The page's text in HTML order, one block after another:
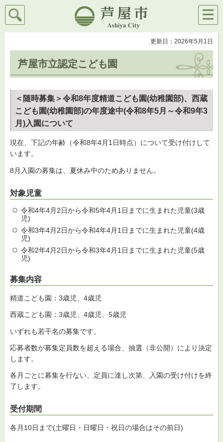
芦屋市
検索
メニ
ュー
更新日：2026年5月1日
芦屋市立認定こども園
＜随時募集＞令和8年度精道こども園(幼稚園部)、西蔵
こども園(幼稚園部)の年度途中(令和8年5月～令和9年3
月)入園について
現在、下記の年齢（令和8年4月1日時点）について受け付けして
います。
8月入園の募集は、夏休み中のためありません。
対象児童
令和4年4月2日から令和5年4月1日までに生まれた児童(3歳
児)
令和3年4月2日から令和4年4月1日までに生まれた児童(4歳
児)
令和2年4月2日から令和3年4月1日までに生まれた児童(5歳
児)
募集内容
精道こども園：3歳児、4歳児
西蔵こども園：3歳児、4歳児、5歳児
いずれも若干名の募集です。
応募者数が募集定員数を超える場合、抽選（非公開）により決定
します。
各月ごとに募集を行ない、定員に達し次第、入園の受け付けを終
了します。
受付期間
各月10日まで(土曜日・日曜日・祝日の場合はその前日)